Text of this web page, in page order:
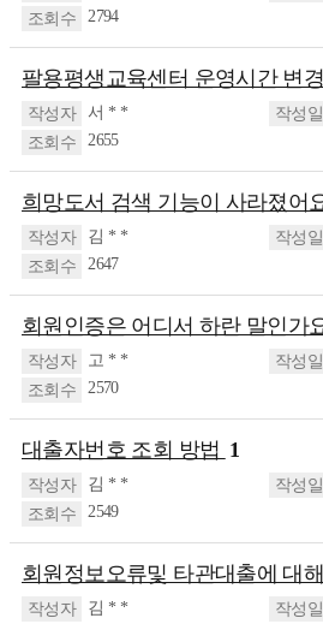
2794
팔용평생교육센터 운영시간 변
서 * *
2655
희망도서 검색 기능이 사라졌어
김 * *
2647
회원인증은 어디서 하란 말인가
고 * *
2570
대출자번호 조회 방법 1
김 * *
2549
회원정보오류및 타관대출에 대
김 * *